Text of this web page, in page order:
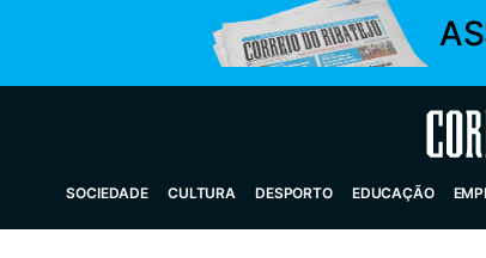
SOCIEDADE CULTURA DESPORTO EDUCAÇÃO